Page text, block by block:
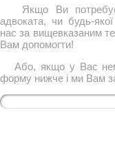
Якщо Ви
адвоката, чи будь-
нас за вищевказаним
Вам допомогти!
Або, якщо у Вас
форму нижче і ми Вам